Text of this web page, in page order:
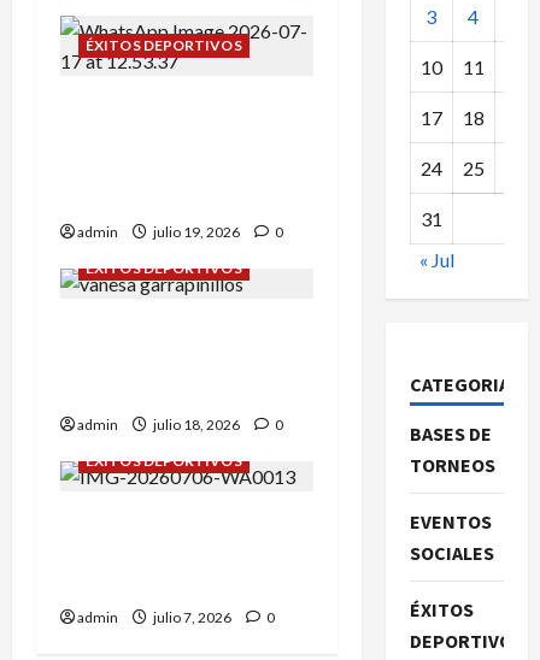
ÉXITOS DEPORTIVOS
admin julio 19, 2026
0
ÉXITOS DEPORTIVOS
admin julio 18, 2026
0
ÉXITOS DEPORTIVOS
admin julio 7, 2026 0
3 4
10 11
17 18
24 25
31
« Jul
CATEGORIAS
BASES DE
TORNEOS
EVENTOS
SOCIALES
ÉXITOS
DEPORTIVOS